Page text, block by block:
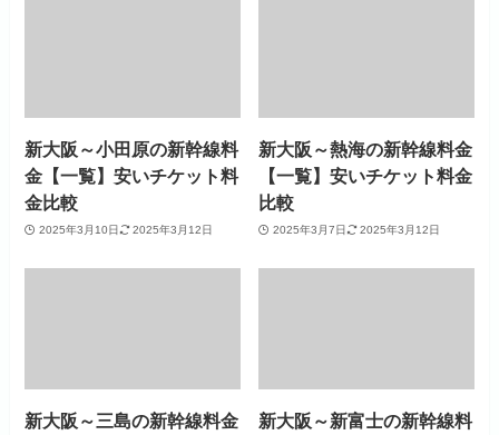
新大阪～小田原の新幹線料
金【一覧】安いチケット料
金比較
2025年3月10日 2025年3月12日
新大阪～熱海の新幹線料金
【一覧】安いチケット料金
比較
2025年3月7日 2025年3月12日
新大阪～三島の新幹線料金
新大阪～新富士の新幹線料